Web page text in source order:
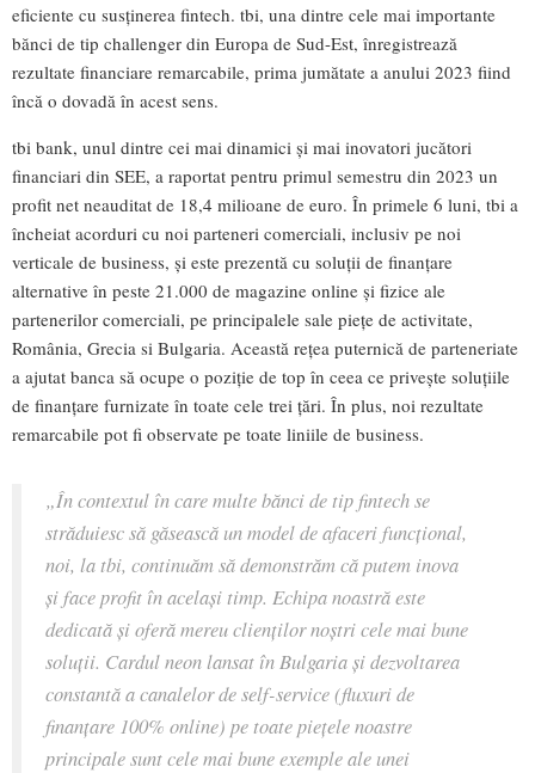
eficiente cu susținerea fintech. tbi, una dintre cele mai importante
bănci de tip challenger din Europa de Sud-Est, înregistrează
rezultate financiare remarcabile, prima jumătate a anului 2023 fiind
încă o dovadă în acest sens.
tbi bank, unul dintre cei mai dinamici și mai inovatori jucători
financiari din SEE, a raportat pentru primul semestru din 2023 un
profit net neauditat de 18,4 milioane de euro. În primele 6 luni, tbi a
încheiat acorduri cu noi parteneri comerciali, inclusiv pe noi
verticale de business, și este prezentă cu soluții de finanțare
alternative în peste 21.000 de magazine online și fizice ale
partenerilor comerciali, pe principalele sale piețe de activitate,
România, Grecia si Bulgaria. Această rețea puternică de parteneriate
a ajutat banca să ocupe o poziție de top în ceea ce privește soluțiile
de finanțare furnizate în toate cele trei țări. În plus, noi rezultate
remarcabile pot fi observate pe toate liniile de business.
„În contextul în care multe bănci de tip fintech se
străduiesc să găsească un model de afaceri funcțional,
noi, la tbi, continuăm să demonstrăm că putem inova
și face profit în același timp. Echipa noastră este
dedicată și oferă mereu clienților noștri cele mai bune
soluții. Cardul neon lansat în Bulgaria și dezvoltarea
constantă a canalelor de self-service (fluxuri de
finanțare 100% online) pe toate piețele noastre
principale sunt cele mai bune exemple ale unei